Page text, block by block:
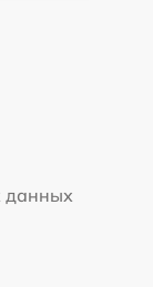
данных